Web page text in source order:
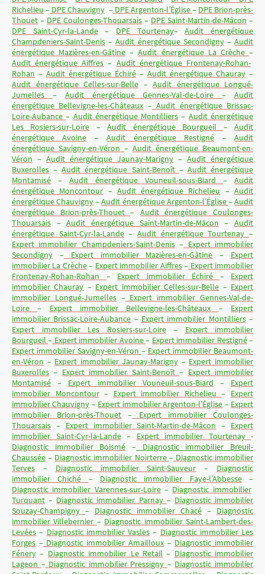
Richelieu – DPE Chauvigny –DPE Argenton-l’Église– DPE Brion-près-
Thouet – DPE Coulonges-Thouarsais – DPE Saint-Martin-de-Mâcon –
DPE Saint-Cyr-la-Lande– DPE Tourtenay–Audit énergétique
Champdeniers-Saint-Denis –Audit énergétique Secondigny–Audit
énergétique Mazières-en-Gâtine –Audit énergétique La Crèche–
Audit énergétique Aiffres – Audit énergétique Frontenay-Rohan-
Rohan – Audit énergétique Échiré – Audit énergétique Chauray –
Audit énergétique Celles-sur-Belle – Audit énergétique Longué-
Jumelles – Audit énergétique Gennes-Val-de-Loire–Audit
énergétique Bellevigne-les-Châteaux –Audit énergétique Brissac-
Loire-Aubance– Audit énergétique Montilliers – Audit énergétique
Les Rosiers-sur-Loire –Audit énergétique Bourgueil –Audit
énergétique Avoine –Audit énergétique Restigné –Audit
énergétique Savigny-en-Véron – Audit énergétique Beaumont-en-
Véron – Audit énergétique Jaunay-Marigny – Audit énergétique
Buxerolles –Audit énergétique Saint-Benoît – Audit énergétique
Montamisé – Audit énergétique Vouneuil-sous-Biard – Audit
énergétique Moncontour – Audit énergétique Richelieu –Audit
énergétique Chauvigny–Audit énergétique Argenton-l’Église–Audit
énergétique Brion-près-Thouet– Audit énergétique Coulonges-
Thouarsais –Audit énergétique Saint-Martin-de-Mâcon –Audit
énergétique Saint-Cyr-la-Lande–Audit énergétique Tourtenay–
Expert immobilier Champdeniers-Saint-Denis– Expert immobilier
Secondigny –Expert immobilier Mazières-en-Gâtine – Expert
immobilier La Crèche– Expert immobilier Aiffres– Expert immobilier
Frontenay-Rohan-Rohan – Expert immobilier Échiré – Expert
immobilier Chauray – Expert immobilier Celles-sur-Belle – Expert
immobilier Longué-Jumelles–Expert immobilier Gennes-Val-de-
Loire– Expert immobilier Bellevigne-les-Châteaux – Expert
immobilier Brissac-Loire-Aubance – Expert immobilier Montilliers–
Expert immobilier Les Rosiers-sur-Loire– Expert immobilier
Bourgueil– Expert immobilier Avoine– Expert immobilier Restigné–
Expert immobilier Savigny-en-Véron – Expert immobilier Beaumont-
en-Véron – Expert immobilier Jaunay-Marigny – Expert immobilier
Buxerolles – Expert immobilier Saint-Benoît– Expert immobilier
Montamisé – Expert immobilier Vouneuil-sous-Biard – Expert
immobilier Moncontour– Expert immobilier Richelieu– Expert
immobilier Chauvigny – Expert immobilier Argenton-l’Église – Expert
immobilier Brion-près-Thouet – Expert immobilier Coulonges-
Thouarsais – Expert immobilier Saint-Martin-de-Mâcon – Expert
immobilier Saint-Cyr-la-Lande– Expert immobilier Tourtenay -
Diagnostic immobilier Boismé – Diagnostic immobilier Breuil-
Chaussée – Diagnostic immobilier Noirterre –Diagnostic immobilier
Terves – Diagnostic immobilier Saint-Sauveur – Diagnostic
immobilier Chiché – Diagnostic immobilier Faye-l’Abbesse–
Diagnostic immobilier Varennes-sur-Loire– Diagnostic immobilier
Turquant – Diagnostic immobilier Parnay – Diagnostic immobilier
Souzay-Champigny – Diagnostic immobilier Chacé – Diagnostic
immobilier Villebernier – Diagnostic immobilier Saint-Lambert-des-
Levées – Diagnostic immobilier Vasles – Diagnostic immobilier Les
Forges –Diagnostic immobilier Amailloux– Diagnostic immobilier
Fénery – Diagnostic immobilier Le Retail – Diagnostic immobilier
Lageon –Diagnostic immobilier Pressigny – Diagnostic immobilier